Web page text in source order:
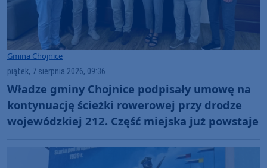
Gmina Chojnice
piątek, 7 sierpnia 2026, 09:36
Władze gminy Chojnice podpisały umowę na
kontynuację ścieżki rowerowej przy drodze
wojewódzkiej 212. Część miejska już powstaje